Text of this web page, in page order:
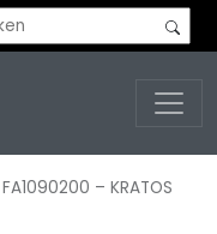
FA1090200 – KRATOS